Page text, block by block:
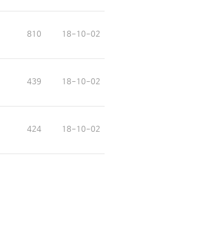
810 18-10-02
439 18-10-02
424 18-10-02